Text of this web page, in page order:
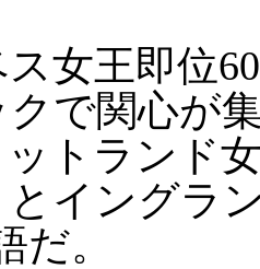
女王即位
で関心が
トランド
イングラ
だ。